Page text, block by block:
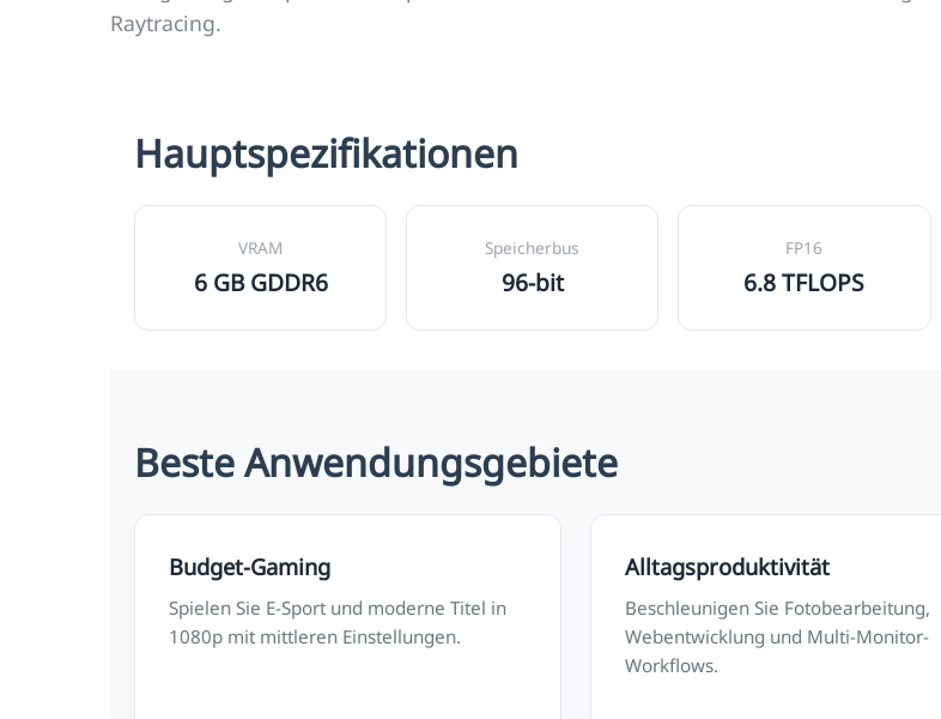
Raytracing.
Hauptspezifikationen
VRAM
6 GB GDDR6
Speicherbus
96-bit
FP16
6.8 TFLOPS
Beste Anwendungsgebiete
Budget-Gaming
Spielen Sie E-Sport und moderne Titel in
1080p mit mittleren Einstellungen.
Alltagsproduktivität
Beschleunigen Sie Fotobearbeitung,
Webentwicklung und Multi-Monitor-
Workflows.